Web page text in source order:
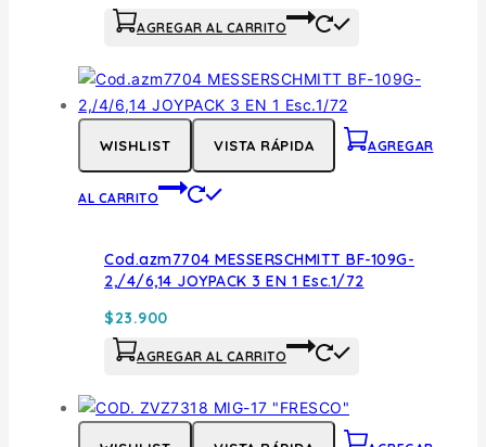
AGREGAR AL CARRITO
WISHLIST VISTA RÁPIDA AGREGAR
AL CARRITO
Cod.azm7704 MESSERSCHMITT BF-109G-
2,/4/6,14 JOYPACK 3 EN 1 Esc.1/72
$23.900
AGREGAR AL CARRITO